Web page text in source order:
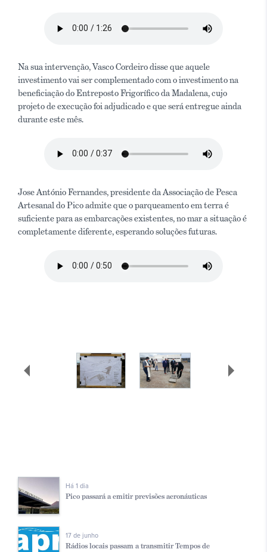
Na sua intervenção, Vasco Cordeiro disse que aquele
investimento vai ser complementado com o investimento na
beneficiação do Entreposto Frigorífico da Madalena, cujo
projeto de execução foi adjudicado e que será entregue ainda
durante este mês.
Jose António Fernandes, presidente da Associação de Pesca
Artesanal do Pico admite que o parqueamento em terra é
suficiente para as embarcações existentes, no mar a situação é
completamente diferente, esperando soluções futuras.
Há 1 dia
Pico passará a emitir previsões aeronáuticas
17 de junho
Rádios locais passam a transmitir Tempos de